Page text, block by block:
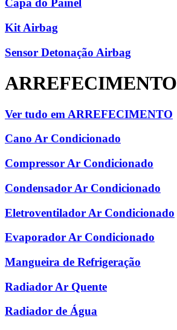
Capa do Painel
Kit Airbag
Sensor Detonação Airbag
ARREFECIMENTO
Ver tudo em ARREFECIMENTO
Cano Ar Condicionado
Compressor Ar Condicionado
Condensador Ar Condicionado
Eletroventilador Ar Condicionado
Evaporador Ar Condicionado
Mangueira de Refrigeração
Radiador Ar Quente
Radiador de Água